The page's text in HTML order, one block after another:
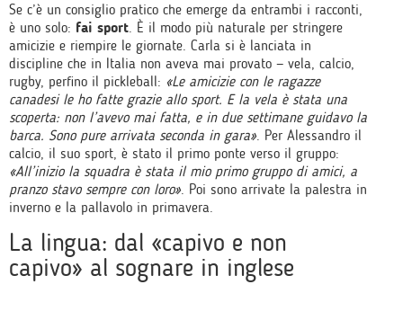
Se c’è un consiglio pratico che emerge da entrambi i racconti,
è uno solo: fai sport. È il modo più naturale per stringere
amicizie e riempire le giornate. Carla si è lanciata in
discipline che in Italia non aveva mai provato — vela, calcio,
rugby, perfino il pickleball: «Le amicizie con le ragazze
canadesi le ho fatte grazie allo sport. E la vela è stata una
scoperta: non l’avevo mai fatta, e in due settimane guidavo la
barca. Sono pure arrivata seconda in gara». Per Alessandro il
calcio, il suo sport, è stato il primo ponte verso il gruppo:
«All’inizio la squadra è stata il mio primo gruppo di amici, a
pranzo stavo sempre con loro». Poi sono arrivate la palestra in
inverno e la pallavolo in primavera.
La lingua: dal «capivo e non
capivo» al sognare in inglese